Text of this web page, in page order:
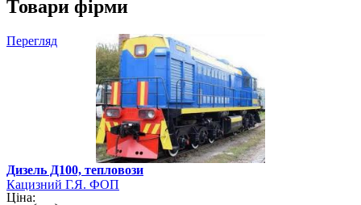
Товари фірми
Перегляд
Дизель Д100, тепловози
Кацизний Г.Я. ФОП
Ціна: